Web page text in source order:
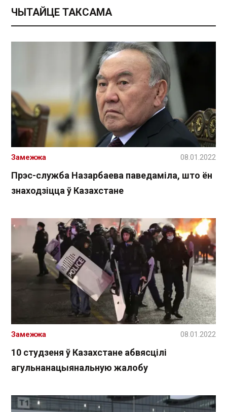
ЧЫТАЙЦЕ ТАКСАМА
Прэс-служба Назарбаева паведаміла, што ён
знаходзіцца ў Казахстане
Замежжа 08.01.2022
10 студзеня ў Казахстане абвясцілі
агульнанацыянальную жалобу
Замежжа 08.01.2022